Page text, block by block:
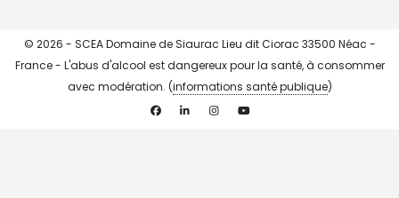
© 2026 - SCEA Domaine de Siaurac Lieu dit Ciorac 33500 Néac -
France - L'abus d'alcool est dangereux pour la santé, à consommer
avec modération. (informations santé publique)
FacebookLinkedin InstagramYouTube